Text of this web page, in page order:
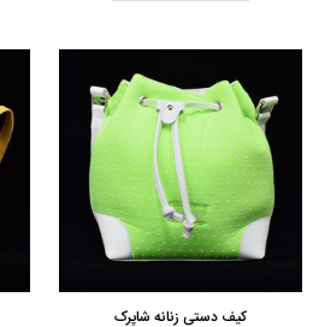
کیف دستی زنانه شاپرک